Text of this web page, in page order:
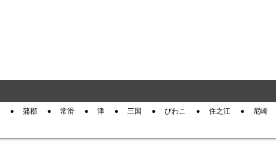
蒲郡 常滑 津 三国 びわこ 住之江 尼崎